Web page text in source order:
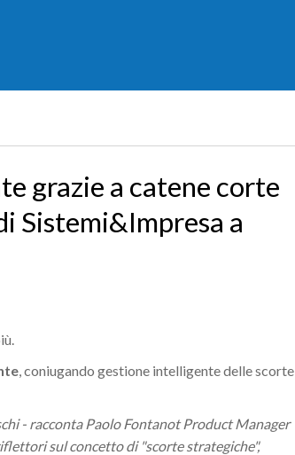
grazie a catene corte
Sistemi&Impresa a
, coniugando gestione intelligente delle scorte
- racconta Paolo Fontanot Product Manager
sul concetto di "scorte strategiche",